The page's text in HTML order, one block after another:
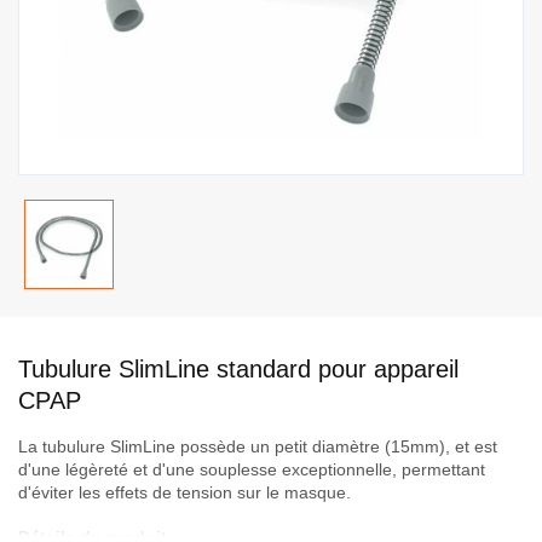
début
de
Galerie
d’images
Tubulure SlimLine standard pour appareil
CPAP
La tubulure SlimLine possède un petit diamètre (15mm), et est
d'une légèreté et d'une souplesse exceptionnelle, permettant
d'éviter les effets de tension sur le masque.
Détails du produit